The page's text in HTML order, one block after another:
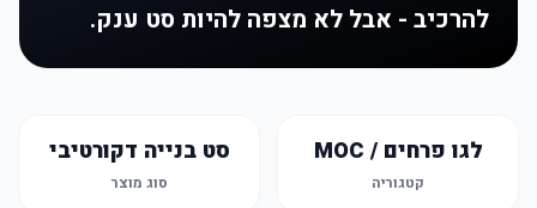
להרכיב - אבל לא מצפה להיות סט ענק.
לגו פרחים / MOC
קטגוריה
סט בנייה דקורטיבי
סוג מוצר